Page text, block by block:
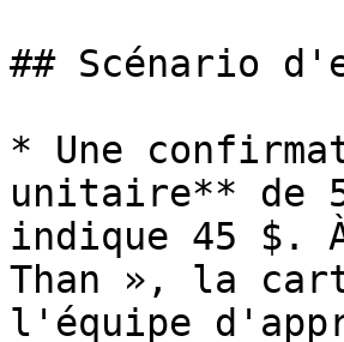
## Scénario
* Une
unitaire** de
indique 45 $.
Than », la
l'équipe